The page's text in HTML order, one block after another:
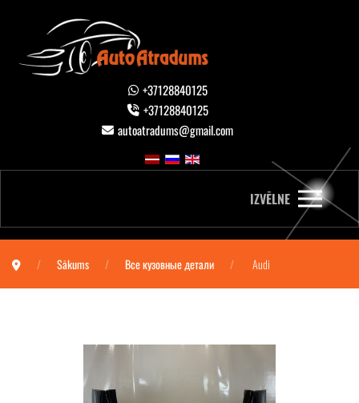
+37128840125
+37128840125
autoatradums@gmail.com
IZVĒLNE
Sākums Все кузовные детали Audi